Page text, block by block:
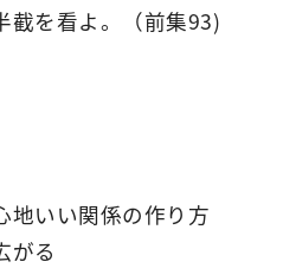
截を看よ。（前集93)
いい関係の作り方
がる